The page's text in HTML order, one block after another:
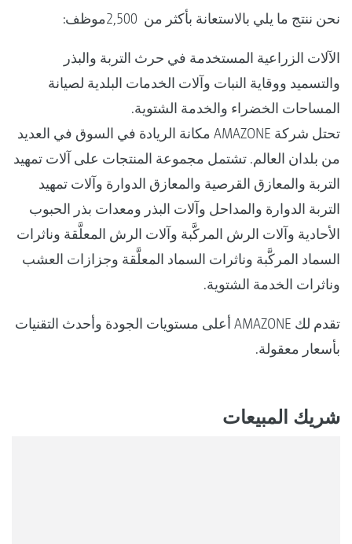
نحن ننتج ما يلي بالاستعانة بأكثر من 2,500موظف:
الآلات الزراعية المستخدمة في حرث التربة والبذر
والتسميد ووقاية النبات وآلات الخدمات البلدية لصيانة
المساحات الخضراء والخدمة الشتوية.
تحتل شركة AMAZONE مكانة الريادة في السوق في العديد
من بلدان العالم. تشتمل مجموعة المنتجات على آلات تمهيد
التربة والمعازق القرصية والمعازق الدوارة وآلات تمهيد
التربة الدوارة والمداحل وآلات البذر ومعدات بذر الحبوب
الأحادية وآلات الرش المركَّبة وآلات الرش المعلَّقة وناثرات
السماد المركَّبة وناثرات السماد المعلَّقة وجزازات العشب
وناثرات الخدمة الشتوية.
تقدم لك AMAZONE أعلى مستويات الجودة وأحدث التقنيات
بأسعار معقولة.
شريك المبيعات